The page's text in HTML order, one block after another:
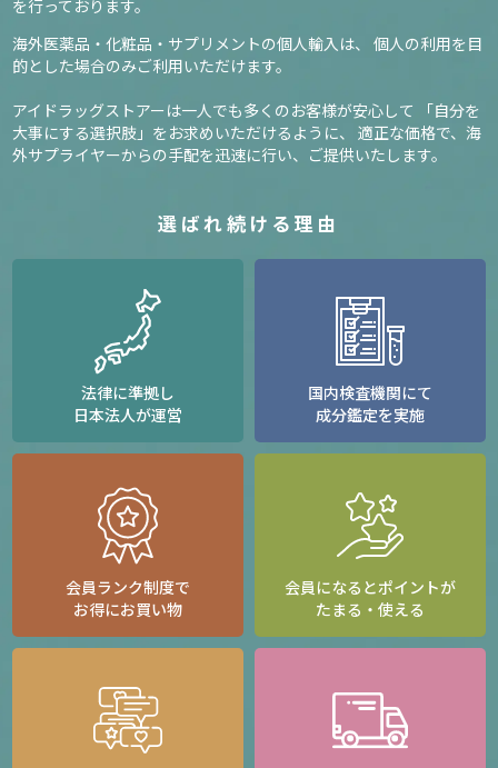
を行っております。
海外医薬品・化粧品・サプリメントの個人輸入は、
個人の利用を目
的とした場合のみご利用いただけます。
アイドラッグストアーは一人でも多くのお客様が安心して
「自分を
大事にする選択肢」をお求めいただけるように、
適正な価格で、海
外サプライヤーからの手配を迅速に行い、ご提供いたします。
選ばれ続ける理由
法律に準拠し
日本法人が運営
国内検査機関にて
成分鑑定を実施
会員ランク制度で
お得にお買い物
会員になるとポイントが
たまる・使える